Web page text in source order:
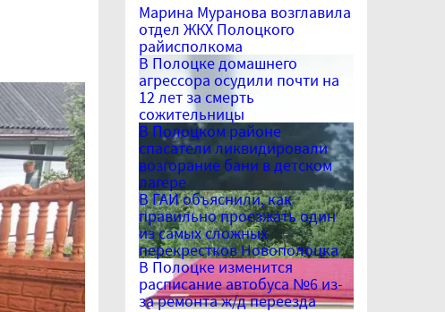
Марина Муранова возглавила
отдел ЖКХ Полоцкого
райисполкома
В Полоцке домашнего
агрессора осудили почти на
12 лет за смерть
сожительницы
В Полоцком районе
спасатели ликвидировали
возгорание бани в детском
лагере
В ГАИ объяснили, как
правильно проезжать один
из самых сложных
перекрестков Новополоцка
В Полоцке изменится
расписание автобуса №6 из-
за ремонта ж/д переезда